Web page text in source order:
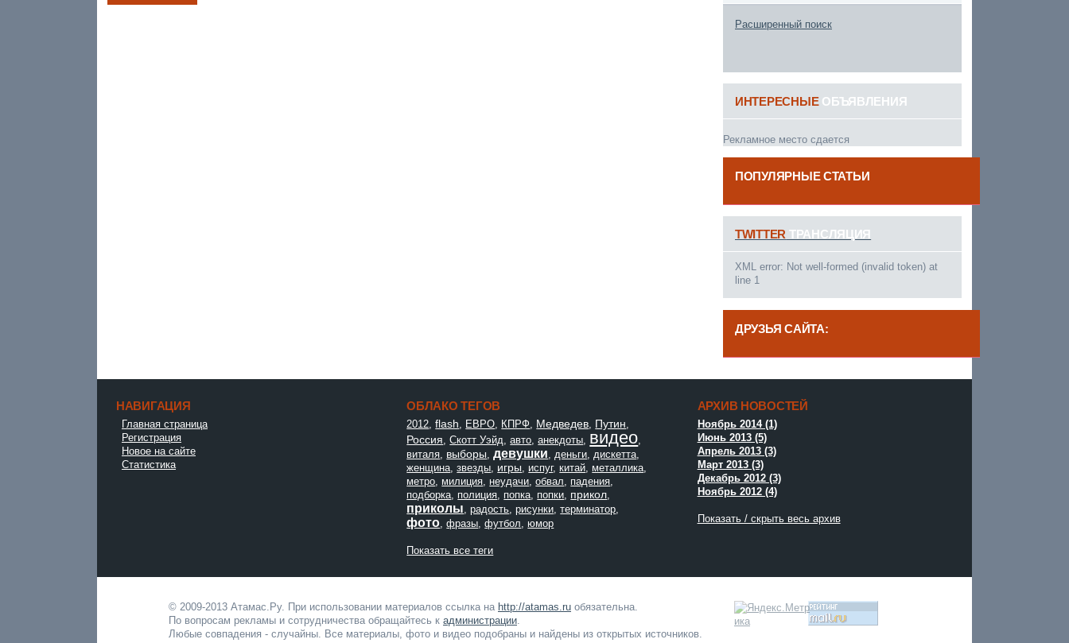
Расширенный поиск
ИНТЕРЕСНЫЕОБЪЯВЛЕНИЯ
Рекламное место сдается
ПОПУЛЯРНЫЕ СТАТЬИ
------
TWITTER ТРАНСЛЯЦИЯ
XML error: Not well-formed (invalid token) at
line 1
ДРУЗЬЯ САЙТА:
НАВИГАЦИЯ
Главная страница
Регистрация
Новое на сайте
Статистика
ОБЛАКО ТЕГОВ
2012,flash, ЕВРО, КПРФ, Медведев, Путин,
Россия,Скотт Уэйд,авто,анекдоты, видео,
виталя, выборы,девушки,деньги,дискетта,
женщина,звезды, игры, испуг,китай, металлика,
метро, милиция, неудачи,обвал, падения,
подборка, полиция, попка, попки, прикол,
приколы,радость,рисунки,терминатор,
фото,фразы,футбол, юмор
Показать все теги
АРХИВ НОВОСТЕЙ
Ноябрь 2014 (1)
Июнь 2013 (5)
Апрель 2013 (3)
Март 2013 (3)
Декабрь 2012 (3)
Ноябрь 2012 (4)
Показать / скрыть весь архив
© 2009-2013 Атамас.Ру. При использовании материалов ссылка на http://atamas.ru обязательна.
По вопросам рекламы и сотрудничества обращайтесь к администрации.
Любые совпадения - случайны. Все материалы, фото и видео подобраны и найдены из открытых источников.